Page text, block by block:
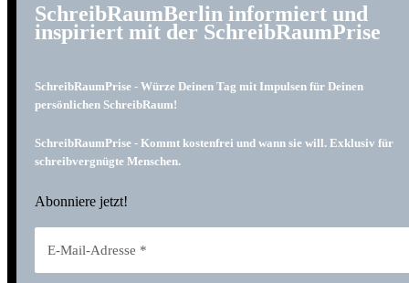
SchreibRaumBerlin informiert und
inspiriert mit der SchreibRaumPrise
SchreibRaumPrise - Würze Deinen Tag mit Impulsen für Deinen
persönlichen SchreibRaum!
SchreibRaumPrise - Kommt kostenfrei und wann sie will. Exklusiv für
schreibvergnügte Menschen.
Abonniere jetzt!